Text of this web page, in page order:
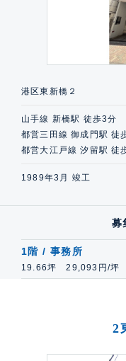
港区東新橋２
山手線 新橋駅 徒歩3分
都営三田線 御成門駅 徒
都営大江戸線 汐留駅 徒
1989年3月 竣工
募
1階 / 事務所
19.66坪 29,093円/坪
2